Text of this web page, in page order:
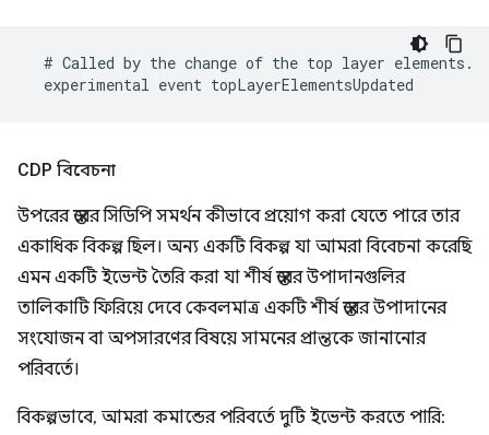
CDP বিবেচনা
উপরের স্তরের সিডিপি সমর্থন কীভাবে প্রয়োগ করা যেতে পারে তার
একাধিক বিকল্প ছিল। অন্য একটি বিকল্প যা আমরা বিবেচনা করেছি
এমন একটি ইভেন্ট তৈরি করা যা শীর্ষ স্তরের উপাদানগুলির
তালিকাটি ফিরিয়ে দেবে কেবলমাত্র একটি শীর্ষ স্তরের উপাদানের
সংযোজন বা অপসারণের বিষয়ে সামনের প্রান্তকে জানানোর
পরিবর্তে।
বিকল্পভাবে, আমরা কমান্ডের পরিবর্তে দুটি ইভেন্ট করতে পারি: